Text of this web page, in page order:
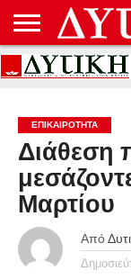
ΑΡΧΙΚΉ
ΕΠΙΚΟΙΝΩΝΊΑ
ΌΡΟΙ
ΠΡΟΣΤΑΣΊΑ
ΕΠΙΚΑΙΡΟΤΗΤΑ
Διάθεση
Μαρτίου
Από